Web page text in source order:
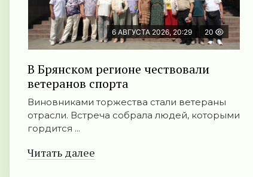
6 АВГУСТА 2026, 20:29 20
В Брянском регионе чествовали
ветеранов спорта
Виновниками торжества стали ветераны
отрасли. Встреча собрала людей, которыми
гордится ...
Читать далее